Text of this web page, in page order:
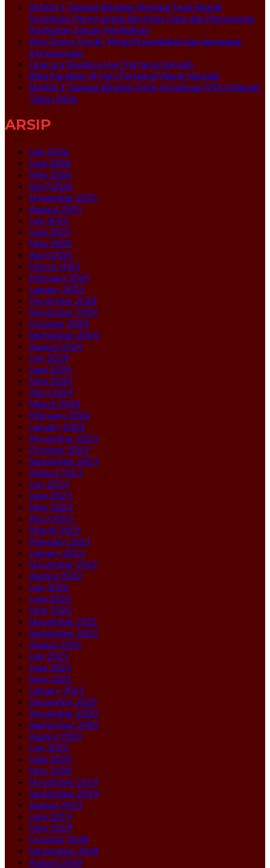
SMAN 1 Tanjung Bintang Menjadi Tuan Rumah
Sosialisasi Perencanaan Berbasis Data dan Penyusunan
Kurikulum Satuan Pendidikan
Aksi Donor Darah, Wujud Kepedulian dan Semangat
Kemanusiaan
Upacara Bendera Hari Pertama Sekolah
Bina Karakter di Hari Pertama Masuk Sekolah
SMAN 1 Tanjung Bintang Gelar Sosialisasi MPLS Ramah
Tahun 2026
ARSIP
July 2026
June 2026
May 2026
April 2026
November 2025
August 2025
July 2025
June 2025
May 2025
April 2025
March 2025
February 2025
January 2025
December 2024
November 2024
October 2024
September 2024
August 2024
July 2024
June 2024
May 2024
April 2024
March 2024
February 2024
January 2024
November 2023
October 2023
September 2023
August 2023
July 2023
June 2023
May 2023
April 2023
March 2023
February 2023
January 2023
November 2022
August 2022
July 2022
June 2022
May 2022
November 2021
September 2021
August 2021
July 2021
June 2021
May 2021
January 2021
December 2020
November 2020
September 2020
August 2020
July 2020
June 2020
May 2020
November 2019
September 2019
August 2019
June 2019
May 2019
October 2018
September 2018
August 2018